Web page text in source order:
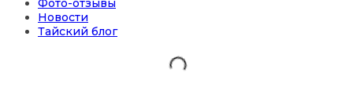
Фото-отзывы
Новости
Тайский блог